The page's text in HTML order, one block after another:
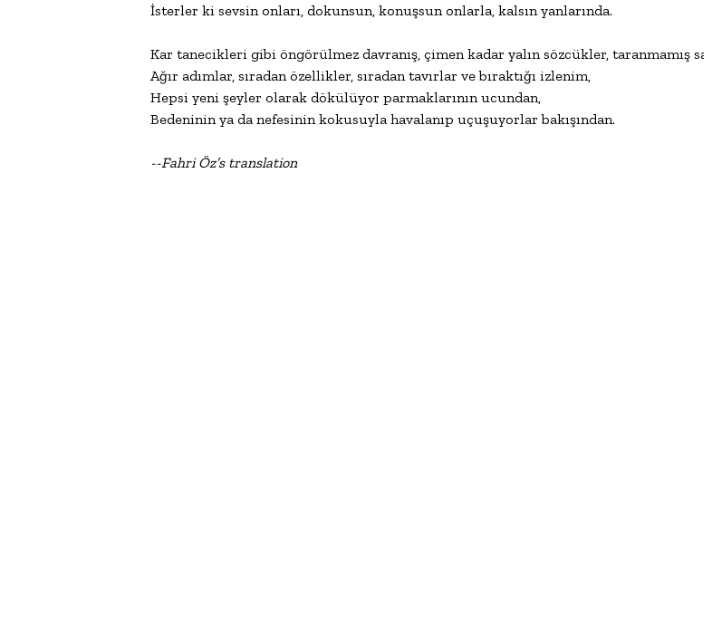
İsterler ki sevsin onları, dokunsun, konuşsun onlarla, kalsın yanlarında.
Kar tanecikleri gibi öngörülmez davranış, çimen kadar yalın sözcükler, taranmamış
Ağır adımlar, sıradan özellikler, sıradan tavırlar ve bıraktığı izlenim,
Hepsi yeni şeyler olarak dökülüyor parmaklarının ucundan,
Bedeninin ya da nefesinin kokusuyla havalanıp uçuşuyorlar bakışından.
--Fahri Öz’s translation